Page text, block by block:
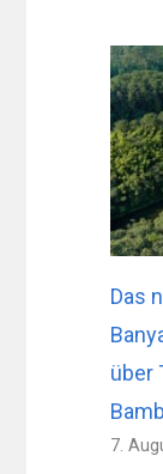
Das
über
7.